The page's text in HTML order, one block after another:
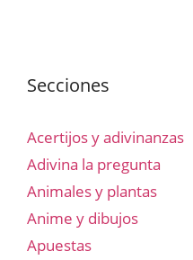
Secciones
Acertijos y adivinanzas
Adivina la pregunta
Animales y plantas
Anime y dibujos
Apuestas